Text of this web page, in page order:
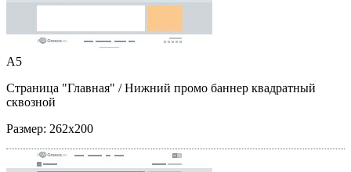
A5
Страница "Главная" / Нижний промо баннер квадратный
сквозной
Размер: 262x200